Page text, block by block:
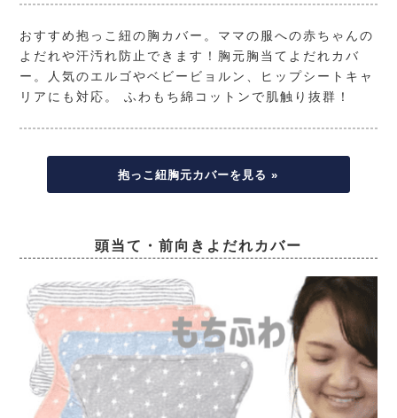
おすすめ抱っこ紐の胸カバー。ママの服への赤ちゃんの
よだれや汗汚れ防止できます！胸元胸当てよだれカバ
ー。人気のエルゴやベビービョルン、ヒップシートキャ
リアにも対応。 ふわもち綿コットンで肌触り抜群！
抱っこ紐胸元カバーを見る »
頭当て・前向きよだれカバー